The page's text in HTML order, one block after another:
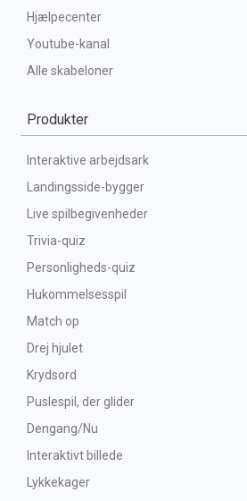
Hjælpecenter
Youtube-kanal
Alle skabeloner
Produkter
Interaktive arbejdsark
Landingsside-bygger
Live spilbegivenheder
Trivia-quiz
Personligheds-quiz
Hukommelsesspil
Match op
Drej hjulet
Krydsord
Puslespil, der glider
Dengang/Nu
Interaktivt billede
Lykkekager